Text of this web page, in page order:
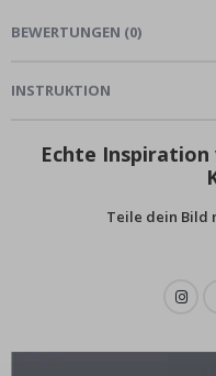
BEWERTUNGEN (0)
INSTRUKTION
Echte Inspiration
Teile dein Bild